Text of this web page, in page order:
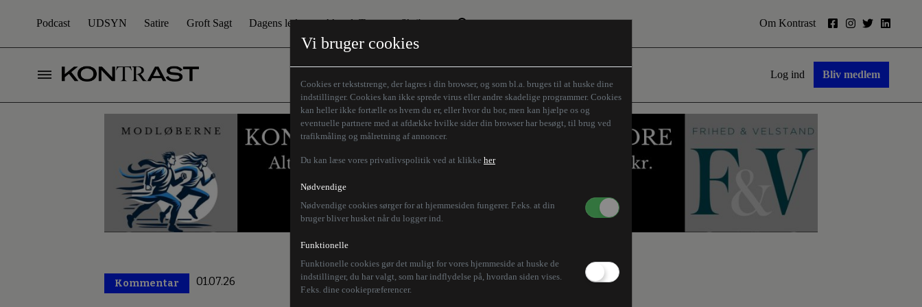
Vi bruger cookies
Cookies er tekststrenge, der lagres i din browser, og som bl.a. bruges til at huske dine
indstillinger. Cookies kan ikke sprede virus eller andre skadelige programmer. Cookies
kan heller ikke fortælle os hvem du er, eller hvor du bor, men kan hjælpe os og
eventuelle partnere med at afdække hvilke sider din browser har besøgt, til brug ved
trafikmåling og målretning af annoncer.
Du kan læse vores privatlivspolitik ved at klikke her
Nødvendige
Nødvendige cookies sørger for at hjemmesiden fungerer. F.eks. at din
bruger bliver husket når du logger ind.
Funktionelle
Funktionelle cookies gør det muligt for vores hjemmeside at huske de
indstillinger, du har valgt, som har indflydelse på, hvordan siden vises.
F.eks. dine cookiepræferencer.
Podcast UDSYN Satire Groft Sagt Dagens leder Aktuelt Tema
Den borgelige brille
Humaniora forfra
Store Danskere
Skribenter
Z-aksen
Om Kontrast
Log ind Bliv medlem
Kommentar 01.07.26